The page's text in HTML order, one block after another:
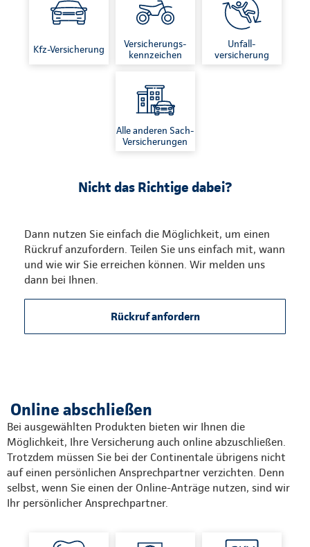
Kfz-Versicherung
Versicherungs-
kennzeichen
Unfall-
versicherung
Alle anderen Sach-
Versicherungen
Nicht das Richtige dabei?
Dann nutzen Sie einfach die Möglichkeit, um einen
Rückruf anzufordern. Teilen Sie uns einfach mit, wann
und wie wir Sie erreichen können. Wir melden uns
dann bei Ihnen.
Rückruf anfordern
Online abschließen
Bei ausgewählten Produkten bieten wir Ihnen die
Möglichkeit, Ihre Versicherung auch online abzuschließen.
Trotzdem müssen Sie bei der Continentale übrigens nicht
auf einen persönlichen Ansprechpartner verzichten. Denn
selbst, wenn Sie einen der Online-Anträge nutzen, sind wir
Ihr persönlicher Ansprechpartner.